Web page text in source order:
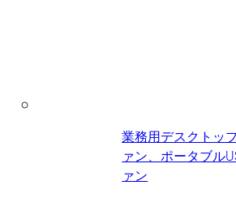
業務用デスクトッ
ァン、ポータブル
ァン